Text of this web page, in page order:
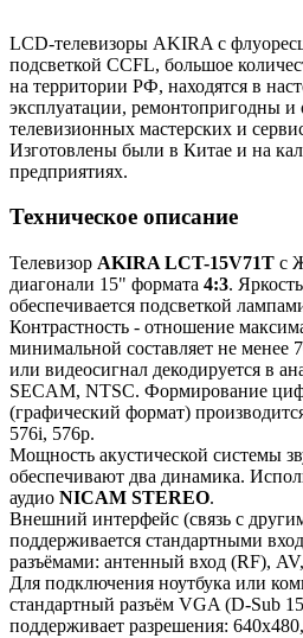
LCD-телевизоры AKIRA с
подсветкой CCFL, большое
на территории РФ, находятся в
эксплуатации, ремонтопригодны
телевизионных мастерских и
Изготовлены были в Китае и на
предприятиях.
Техническое описание
Телевизор AKIRA LCT-15V71T с
диагонали 15" формата 4:3.
обеспечивается подсветкой
Контрастность - отношение
минимальной составляет не менее
или видеосигнал декодируется в
SECAM, NTSC. Формирование
(графический формат)
576i, 576p.
Мощность акустической системы
обеспечивают два динамика.
аудио NICAM STEREO.
Внешний интерфейс (связь с
поддерживается стандартными
разъёмами: антенный вход (RF),
Для подключения ноутбука или
стандартный разъём VGA (D-Sub
поддерживает разрешения: